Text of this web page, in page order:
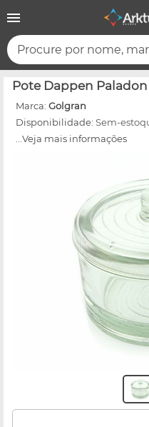
Procure por nome,
Pote Dappen
Marca: Golgran
Disponibilidade: Sem-
...Veja mais informações